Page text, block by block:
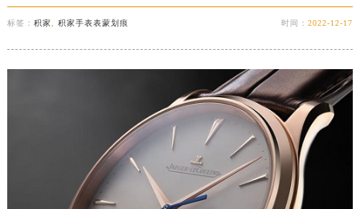
标签： 积家 积家手表表蒙划痕 时间：2022-12-17